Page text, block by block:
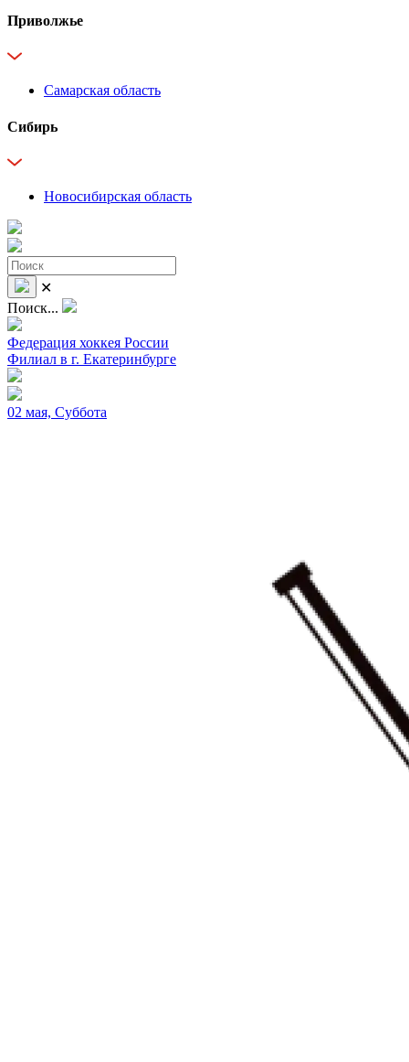
Приволжье
Самарская область
Сибирь
Новосибирская область
✕
Поиск...
Федерация хоккея России
Филиал в г. Екатеринбурге
02 мая, Суббота